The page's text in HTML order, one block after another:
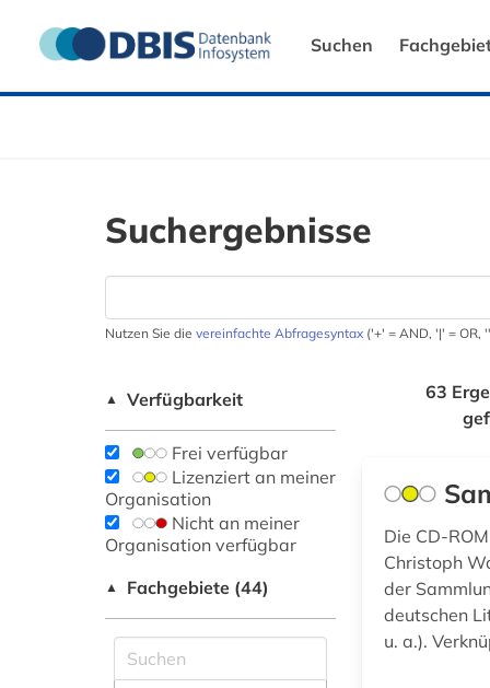
Suchen
Suchergebnisse
Nutzen Sie die vereinfachte Abfragesyntax ('+' = AND, '|' = OR,
▲ Verfügbarkeit
Frei verfügbar
Lizenziert an meiner
Organisation
Nicht an meiner
Organisation verfügbar
▲ Fachgebiete (44)
63
Die CD-
Christoph
der
deutschen
u. a.).